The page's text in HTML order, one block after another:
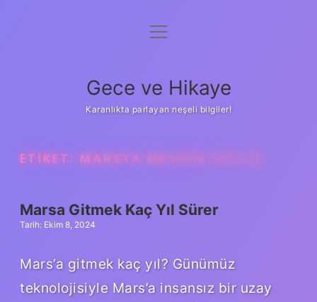
Anasayfa
Yasal Uyarı
menüyü
Gece ve Hikaye
Karanlıkta parlayan neşeli bilgiler!
ETIKET: MARSTA MEVSIM VAR MI
Marsa Gitmek Kaç Yıl Sürer
Tarih: Ekim 8, 2024
Mars’a gitmek kaç yıl? Günümüz
teknolojisiyle Mars’a insansız bir uzay